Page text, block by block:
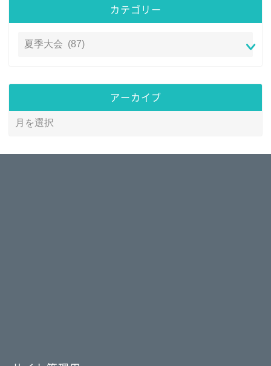
カテゴリー
アーカイブ